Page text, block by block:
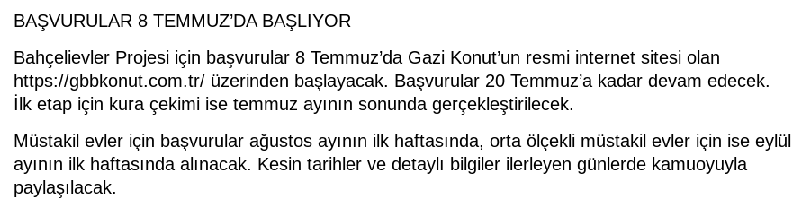
BAŞVURULAR 8 TEMMUZ’DA BAŞLIYOR
Bahçelievler Projesi için başvurular 8 Temmuz’da Gazi Konut’un resmi internet sitesi olan
https://gbbkonut.com.tr/ üzerinden başlayacak. Başvurular 20 Temmuz’a kadar devam edecek.
İlk etap için kura çekimi ise temmuz ayının sonunda gerçekleştirilecek.
Müstakil evler için başvurular ağustos ayının ilk haftasında, orta ölçekli müstakil evler için ise eylül
ayının ilk haftasında alınacak. Kesin tarihler ve detaylı bilgiler ilerleyen günlerde kamuoyuyla
paylaşılacak.